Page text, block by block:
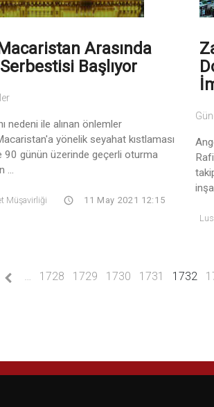
Arasında
Başlıyor
nedeni ile alınan önlemler
yönelik seyahat kıstlaması
90 günün üzerinde geçerli oturma
Müşavirliği 11 May 2021 12:15
1728 1729 1730 1731 1732